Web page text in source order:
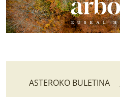
ASTEROKO BULETINA